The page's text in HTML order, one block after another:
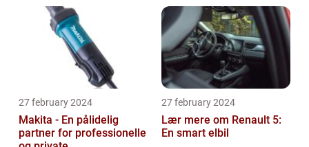
27 february 2024
Makita - En pålidelig
partner for professionelle
27 february 2024
Lær mere om Renault 5:
En smart elbil